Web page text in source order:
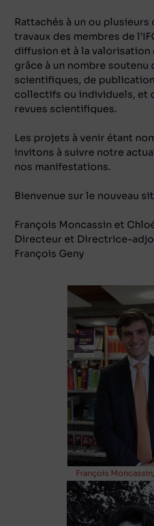
Rattachés à un ou plusieurs
travaux des membres de
diffusion et à la valorisation
grâce à un nombre soutenu
scientifiques, de
collectifs ou individuels, et
revues scientifiques.
Les projets à venir étant
invitons à suivre notre
nos manifestations.
Bienvenue sur le nouveau
François Moncassin et
Directeur et Directrice-
François Geny
François Moncassin